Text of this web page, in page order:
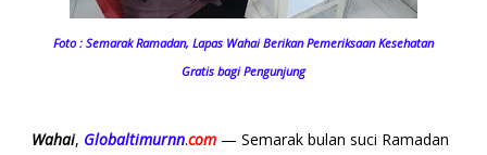
Foto : Semarak Ramadan, Lapas Wahai Berikan Pemeriksaan Kesehatan
Gratis bagi Pengunjung
Wahai, Globaltimurnn.com— Semarak bulan suci Ramadan